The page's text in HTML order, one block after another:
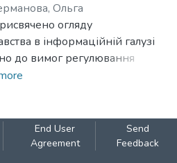
Ольга
огляду
в інформаційній галузі
до вимог регулювання
права і суміжних прав
положенням і
найновіших змін у
End User
Agreement
Send
Feedback